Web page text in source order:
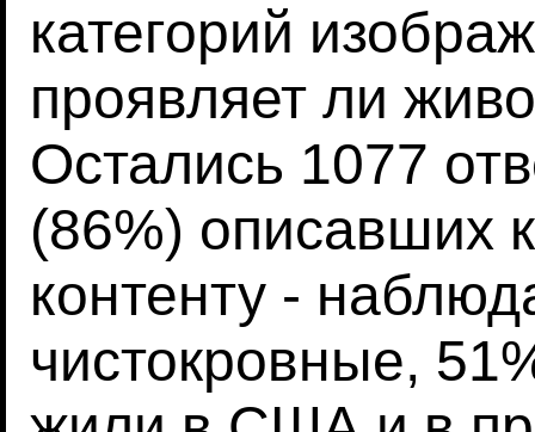
категорий
проявляет ли
Остались 1077
(86%) описавших
контенту -
чистокровные,